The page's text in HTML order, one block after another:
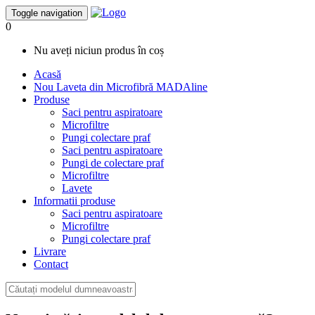
Toggle navigation
0
Nu aveți niciun produs în coș
Acasă
Nou Laveta din Microfibră MADAline
Produse
Saci pentru aspiratoare
Microfiltre
Pungi colectare praf
Saci pentru aspiratoare
Pungi de colectare praf
Microfiltre
Lavete
Informatii produse
Saci pentru aspiratoare
Microfiltre
Pungi colectare praf
Livrare
Contact